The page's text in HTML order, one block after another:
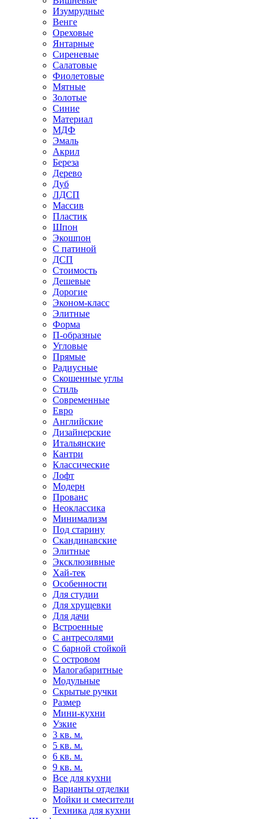
Изумрудные
Венге
Ореховые
Янтарные
Сиреневые
Салатовые
Фиолетовые
Мятные
Золотые
Синие
Материал
МДФ
Эмаль
Акрил
Береза
Дерево
Дуб
ЛДСП
Массив
Пластик
Шпон
Экошпон
С патиной
ДСП
Стоимость
Дешевые
Дорогие
Эконом-класс
Элитные
Форма
П-образные
Угловые
Прямые
Радиусные
Скошенные углы
Стиль
Современные
Евро
Английские
Дизайнерские
Итальянские
Кантри
Классические
Лофт
Модерн
Прованс
Неоклассика
Минимализм
Под старину
Скандинавские
Элитные
Эксклюзивные
Хай-тек
Особенности
Для студии
Для хрущевки
Для дачи
Встроенные
С антресолями
С барной стойкой
С островом
Малогабаритные
Модульные
Скрытые ручки
Размер
Мини-кухни
Узкие
3 кв. м.
5 кв. м.
6 кв. м.
9 кв. м.
Все для кухни
Варианты отделки
Мойки и смесители
Техника для кухни